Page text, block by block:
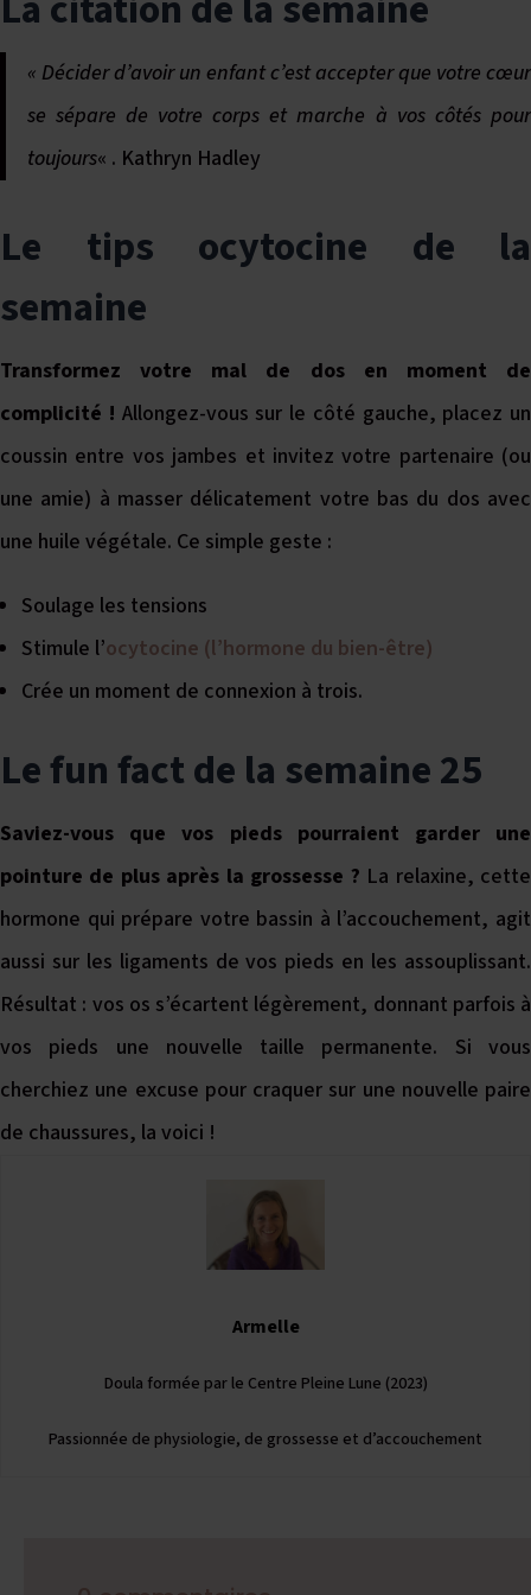
« Décider d’avoir un enfant c’est accepter que votre cœur
se sépare de votre corps et marche à vos côtés pour
toujours« . Kathryn Hadley
Le tips ocytocine de la
semaine
Transformez votre mal de dos en moment de
complicité ! Allongez-vous sur le côté gauche, placez un
coussin entre vos jambes et invitez votre partenaire (ou
une amie) à masser délicatement votre bas du dos avec
une huile végétale. Ce simple geste :
Soulage les tensions
Stimule l’ocytocine (l’hormone du bien-être)
Crée un moment de connexion à trois.
Le fun fact de la semaine 25
Saviez-vous que vos pieds pourraient garder une
pointure de plus après la grossesse ? La relaxine, cette
hormone qui prépare votre bassin à l’accouchement, agit
aussi sur les ligaments de vos pieds en les assouplissant.
Résultat : vos os s’écartent légèrement, donnant parfois à
vos pieds une nouvelle taille permanente. Si vous
cherchiez une excuse pour craquer sur une nouvelle paire
de chaussures, la voici !
Armelle
Doula formée par le Centre Pleine Lune (2023)
Passionnée de physiologie, de grossesse et d’accouchement